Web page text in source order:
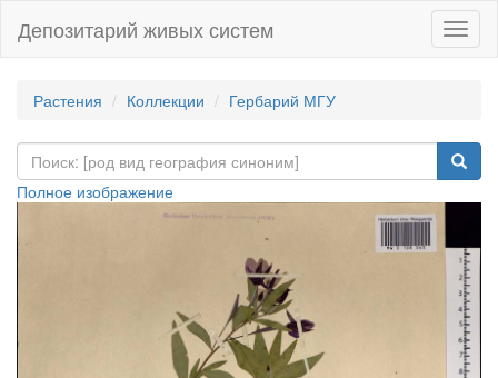
Депозитарий живых систем
Растения Коллекции Гербарий МГУ
Полное изображение